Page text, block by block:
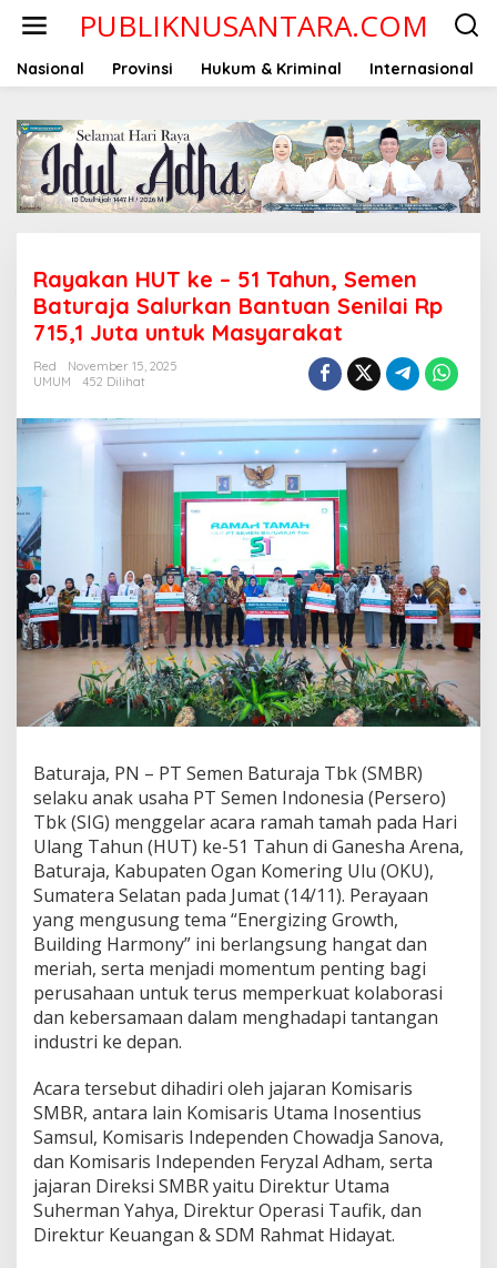
PUBLIKNUSANTARA.COM
Nasional Provinsi Hukum & Kriminal Internasional
Rayakan HUT ke – 51 Tahun, Semen
Baturaja Salurkan Bantuan Senilai Rp
715,1 Juta untuk Masyarakat
Red
November 15, 2025
UMUM
452 Dilihat
Baturaja, PN – PT Semen Baturaja Tbk (SMBR)
selaku anak usaha PT Semen Indonesia (Persero)
Tbk (SIG) menggelar acara ramah tamah pada Hari
Ulang Tahun (HUT) ke-51 Tahun di Ganesha Arena,
Baturaja, Kabupaten Ogan Komering Ulu (OKU),
Sumatera Selatan pada Jumat (14/11). Perayaan
yang mengusung tema “Energizing Growth,
Building Harmony” ini berlangsung hangat dan
meriah, serta menjadi momentum penting bagi
perusahaan untuk terus memperkuat kolaborasi
dan kebersamaan dalam menghadapi tantangan
industri ke depan.
Acara tersebut dihadiri oleh jajaran Komisaris
SMBR, antara lain Komisaris Utama Inosentius
Samsul, Komisaris Independen Chowadja Sanova,
dan Komisaris Independen Feryzal Adham, serta
jajaran Direksi SMBR yaitu Direktur Utama
Suherman Yahya, Direktur Operasi Taufik, dan
Direktur Keuangan & SDM Rahmat Hidayat.